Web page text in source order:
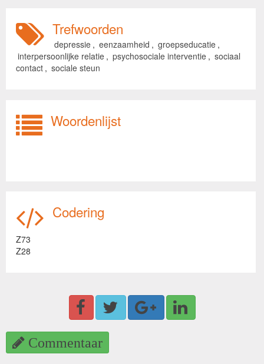
Trefwoorden
depressie , eenzaamheid , groepseducatie ,
interpersoonlijke relatie , psychosociale interventie , sociaal
contact , sociale steun
Woordenlijst
Codering
Z73
Z28
Commentaar